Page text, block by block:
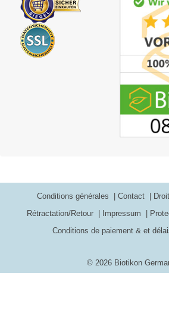
© 2026 Biotikon
Conditions générales Contact
Rétractation/Retour
Impressum
Conditions de paiement & et